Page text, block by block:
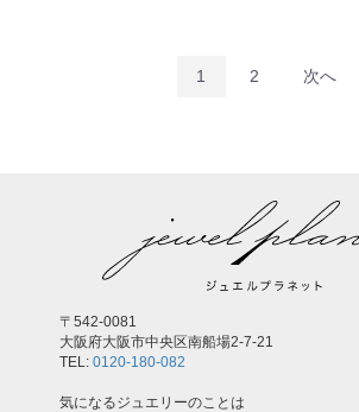
1 2 次へ
〒542-0081
大阪府大阪市中央区南船場2-7-21
TEL: 0120-180-082
気になるジュエリーのことは